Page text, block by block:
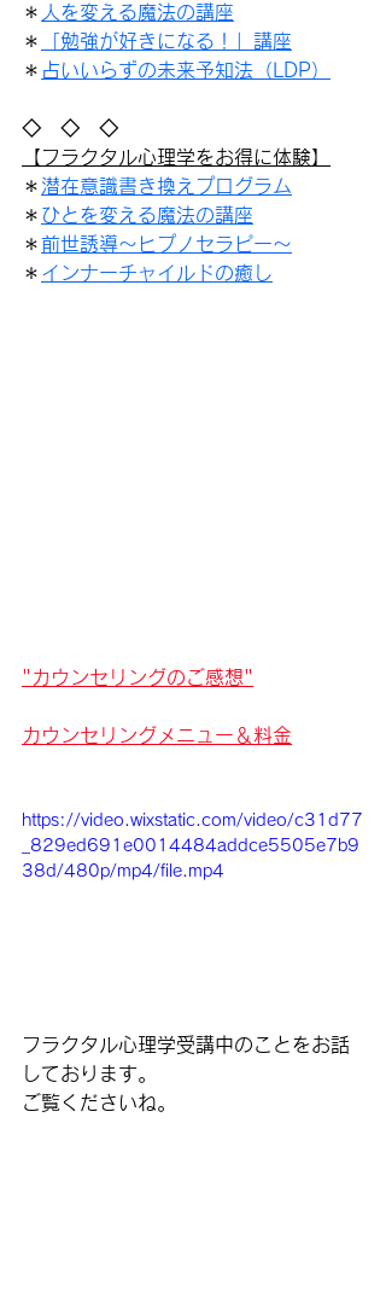
＊ 人を変える魔法の講座
＊
「勉強が好きになる！」講座
＊ 占いいらずの未来予知法（LDP）
◇　◇　◇
【フラクタル心理学をお得に体験】
＊ 潜在意識書き換えプログラム
＊ ひとを変える魔法の講座
＊前世誘導～ヒプノセラピー～
＊ インナーチャイルドの癒し
" カウンセリングのご感想"
カウンセリングメニュー＆料金
https://video.wixstatic.com/video/c31d77
_829ed691e0014484addce5505e7b9
38d/480p/mp4/file.mp4
フラクタル心理学受講中のことをお話
しております。
ご覧くださいね。